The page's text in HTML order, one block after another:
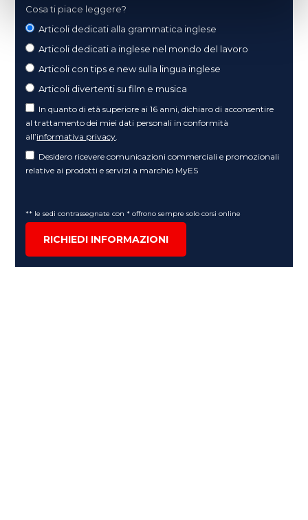
Cosa ti piace leggere?
Articoli dedicati alla grammatica inglese
Articoli dedicati a inglese nel mondo del lavoro
Articoli con tips e new sulla lingua inglese
Articoli divertenti su film e musica
In quanto di età superiore ai 16 anni, dichiaro di acconsentire
al trattamento dei miei dati personali in conformità
all’informativa privacy.
Desidero ricevere comunicazioni commerciali e promozionali
relative ai prodotti e servizi a marchio MyES
** le sedi contrassegnate con * offrono sempre solo corsi online
RICHIEDI INFORMAZIONI